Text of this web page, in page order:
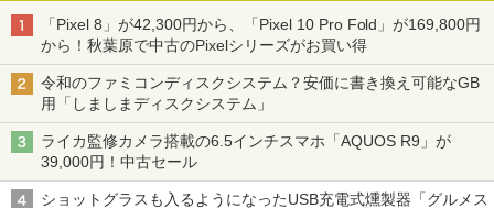
「Pixel 8」が42,300円から、「Pixel 10 Pro Fold」が169,800円
から！秋葉原で中古のPixelシリーズがお買い得
令和のファミコンディスクシステム？安価に書き換え可能なGB
用「しましまディスクシステム」
ライカ監修カメラ搭載の6.5インチスマホ「AQUOS R9」が
39,000円！中古セール
ショットグラスも入るようになったUSB充電式燻製器「グルメス